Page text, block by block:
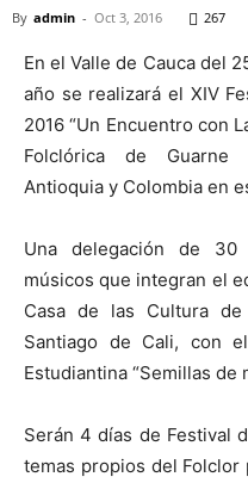
By admin - Oct 3, 2016 267
En el Valle de Cauca del
año se realizará el XIV
2016 “Un Encuentro con
Folclórica de Guarne
Antioquia y Colombia en
Una delegación de
músicos que integran el
Casa de las Cultura
Santiago de Cali, con
Estudiantina “Semillas de
Serán 4 días de Festival
temas propios del Folclor